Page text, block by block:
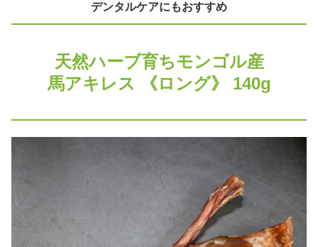
デンタルケアにもおすすめ
天然ハーブ育ちモンゴル産
馬アキレス 《ロング》 140g